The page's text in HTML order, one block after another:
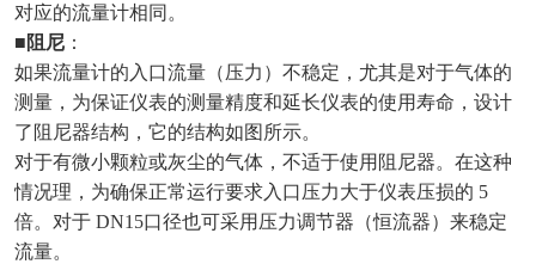
对应的流量计相同。
■阻尼 ：
如果流量计的入口流量（压力）不稳定，尤其是对于气体的
测量，为保证仪表的测量精度和延长仪表的使用寿命，设计
了阻尼器结构，它的结构如图所示。
对于有微小颗粒或灰尘的气体，不适于使用阻尼器。在这种
情况理，为确保正常运行要求入口压力大于仪表压损的 5
倍。对于 DN15口径也可采用压力调节器（恒流器）来稳定
流量。